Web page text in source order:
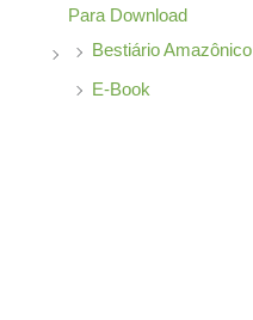
Para Download
Bestiário Amazônico
E-Book